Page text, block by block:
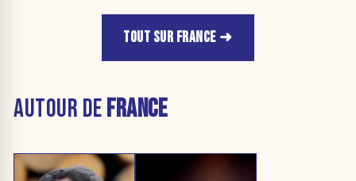
TOUT SUR FRANCE
AUTOUR DEFRANCE